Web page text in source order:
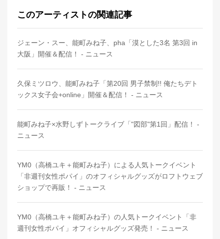
このアーティストの関連記事
ジェーン・スー、能町みね子、pha「漠とした3名 第3回 in
大阪」開催＆配信！ - ニュース
久保ミツロウ、能町みね子「第20回 男子禁制!! 俺たちデト
ックス女子会+online」開催＆配信！ - ニュース
能町みね子×水野しずトークライブ「"図部"第1回」配信！ -
ニュース
YM0（高橋ユキ＋能町みね子）による人気トークイベント
「非週刊女性ポパイ」のオフィシャルグッズがロフトウェブ
ショップで再販！ - ニュース
YM0（高橋ユキ＋能町みね子）の人気トークイベント「非
週刊女性ポパイ」オフィシャルグッズ発売！ - ニュース